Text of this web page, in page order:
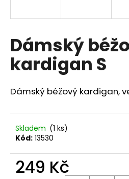
Dámský
kardigan S
Dámský béžový kardigan,
Skladem (1 ks)
Kód: 13530
249 Kč
í
t
?